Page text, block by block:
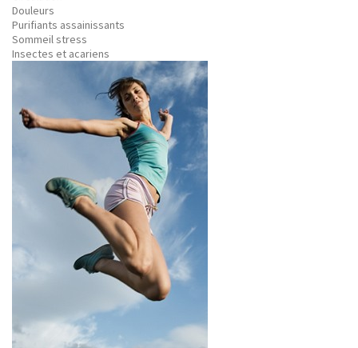
Douleurs
Purifiants assainissants
Sommeil stress
Insectes et acariens